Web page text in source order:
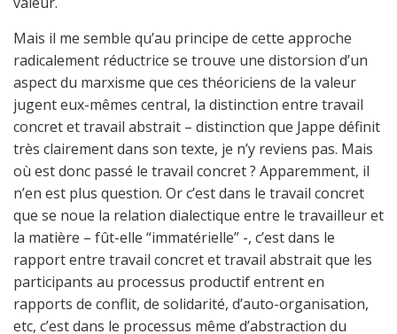
Mais il me semble qu’au principe de cette approche
radicalement réductrice se trouve une distorsion d’un
aspect du marxisme que ces théoriciens de la valeur
jugent eux-mêmes central, la distinction entre travail
concret et travail abstrait – distinction que Jappe définit
très clairement dans son texte, je n’y reviens pas. Mais
où est donc passé le travail concret ? Apparemment, il
n’en est plus question. Or c’est dans le travail concret
que se noue la relation dialectique entre le travailleur et
la matière – fût-elle “immatérielle” -, c’est dans le
rapport entre travail concret et travail abstrait que les
participants au processus productif entrent en
rapports de conflit, de solidarité, d’auto-organisation,
etc, c’est dans le processus même d’abstraction du